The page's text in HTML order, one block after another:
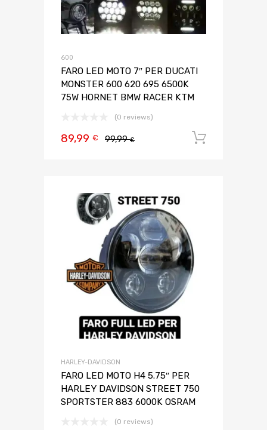
600
FARO LED MOTO 7″ PER DUCATI
MONSTER 600 620 695 6500K
75W HORNET BMW RACER KTM
(0 reviews)
99,99€
89,99 €
HARLEY-DAVIDSON
FARO LED MOTO H4 5.75″ PER
HARLEY DAVIDSON STREET 750
SPORTSTER 883 6000K OSRAM
(0 reviews)